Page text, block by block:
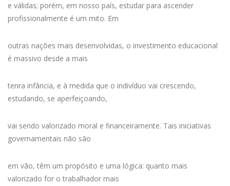
e válidas; porém, em nosso país, estudar para ascender
profissionalmente é um mito. Em
outras nações mais desenvolvidas, o investimento educacional
é massivo desde a mais
tenra infância, e à medida que o indivíduo vai crescendo,
estudando, se aperfeiçoando,
vai sendo valorizado moral e financeiramente. Tais iniciativas
governamentais não são
em vão, têm um propósito e uma lógica: quanto mais
valorizado for o trabalhador mais